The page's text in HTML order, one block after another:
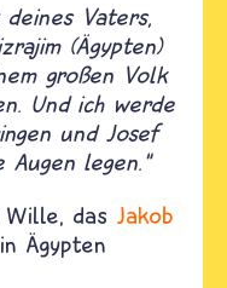
Vaters,
(Ägypten)
großen Volk
Und ich werde
und Josef
legen.“
das Jakob
Ägypten